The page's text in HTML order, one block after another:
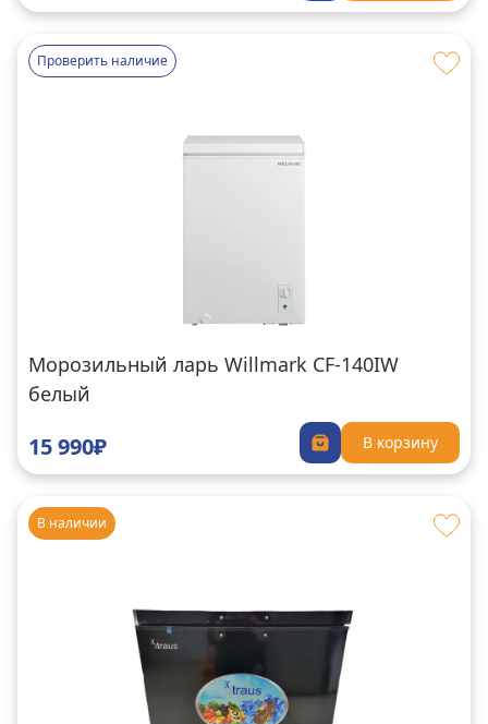
Проверить наличие
Морозильный ларь Willmark CF-140IW
белый
15 990₽ В корзину
В наличии